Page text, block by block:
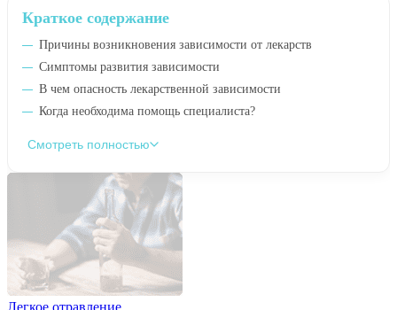
Краткое содержание
Причины возникновения зависимости от лекарств
Симптомы развития зависимости
В чем опасность лекарственной зависимости
Когда необходима помощь специалиста?
Смотреть полностью
Легкое отравление